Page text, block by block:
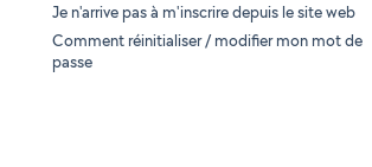
Je n'arrive pas à m'inscrire depuis le site web
Comment réinitialiser / modifier mon mot de
passe